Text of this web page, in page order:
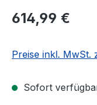
Regulärer Preis:
614,99 €
Preise inkl. MwSt.
Sofort